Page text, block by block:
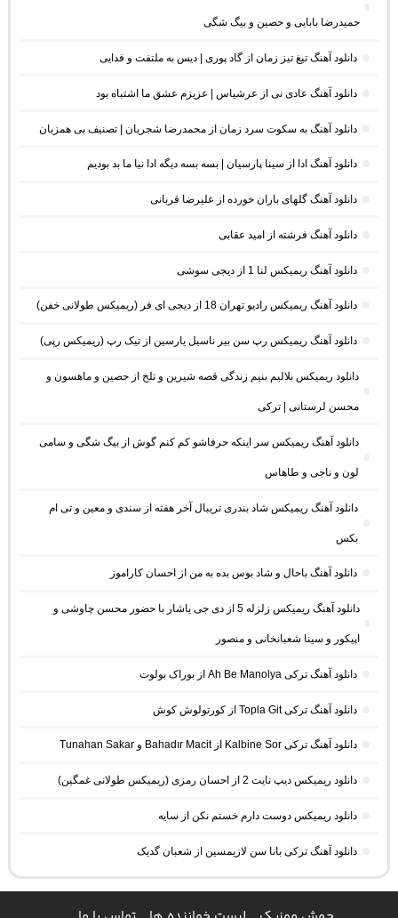
حمیدرضا بابایی و حصین و بیگ شگی
دانلود آهنگ تیغ تیز زمان از گاد پوری | دیس به ملتفت و فدایی
دانلود آهنگ عادی نی از عرشیاس | عزیزم عشق ما اشتباه بود
دانلود آهنگ به سکوت سرد زمان از محمدرضا شجریان | تصنیف بی همزبان
دانلود آهنگ ادا از سینا پارسیان | بسه بسه دیگه ادا نیا ما بد بودیم
دانلود آهنگ گلهای باران خورده از علیرضا قربانی
دانلود آهنگ فرشته از امید عقابی
دانلود آهنگ ریمیکس لنا 1 از دیجی سوشی
دانلود آهنگ ریمیکس رادیو تهران 18 از دیجی ای فر (ریمیکس طولانی خفن)
دانلود آهنگ ریمیکس رپ سن بیر ناسیل یارسین از تیک رپ (ریمیکس رپی)
دانلود ریمیکس بلالیم بنیم زندگی قصه شیرین و تلخ از حصین و ماهسون و
محسن لرستانی | ترکی
دانلود آهنگ ریمیکس سر اینکه حرفاشو کم کنم گوش از بیگ شگی و سامی
لون و ناجی و طاهاس
دانلود آهنگ ریمیکس شاد بندری تریبال آخر هفته از سندی و معین و تی ام
بکس
دانلود آهنگ باحال و شاد بوس بده به من از احسان کاراموز
دانلود آهنگ ریمیکس زلزله 5 از دی جی یاشار با حضور محسن چاوشی و
اپیکور و سینا شعبانخانی و منصور
دانلود آهنگ ترکی Ah Be Manolya از بوراک بولوت
دانلود آهنگ ترکی Topla Git از کورتولوش کوش
دانلود آهنگ ترکی Kalbine Sor از Bahadır Macit و Tunahan Sakar
دانلود ریمیکس دیپ نایت 2 از احسان رمزی (ریمیکس طولانی غمگین)
دانلود ریمیکس دوست دارم خستم نکن از سایه
دانلود آهنگ ترکی بانا سن لازیمسین از شعبان گدیک